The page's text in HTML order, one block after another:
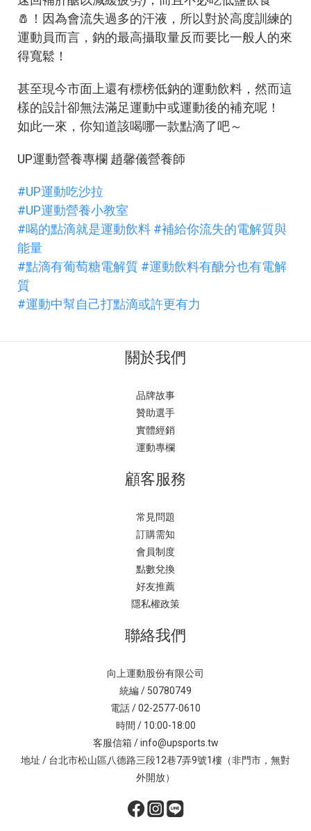
🧂！因為會流失過多的汗液，所以對於高度訓練的
運動員而言，鈉的最高攝取量反而要比一般人的來
得寬鬆！
甚至現今市面上還有標榜低鈉的運動飲料，然而這
樣的設計卻無法滿足運動中或運動後的補充呢！
如此一來，你知道該喝哪一款點滴了吧～
UP運動營養專欄 趙馨儀營養師
#UP運動吃沙拉
#UP運動營養小教室
#喝的點滴就是運動飲料 #補給你流失的電解質與
能量
#點滴有葡萄糖電解質 #運動飲料有醣分也有電解
質
#運動中幫自己打點滴或許更有力
關於我們
品牌故事
贊助選手
實體經銷
運動專欄
顧客服務
常見問題
訂購需知
會員制度
點數兌換
好友推薦
隱私權政策
聯絡我們
向上運動股份有限公司
統編 / 50780749
電話 / 02-2577-0610
時間 / 10:00-18:00
客服信箱 / info@upsports.tw
地址 / 台北市松山區八德路三段12巷7弄9號1樓（非門市，無對
外開放）